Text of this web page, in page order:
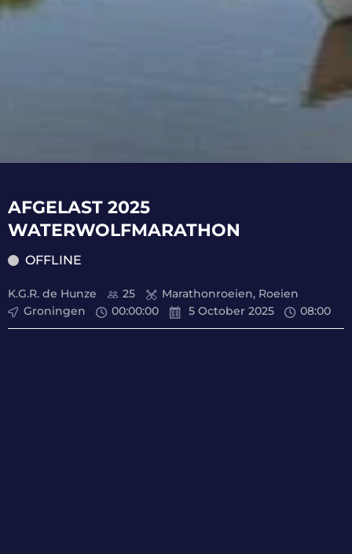
AFGELAST 2025
WATERWOLFMARATHON
OFFLINE
K.G.R. de Hunze 25
Marathonroeien, Roeien
Groningen
00:00:00 5 October 2025 08:00